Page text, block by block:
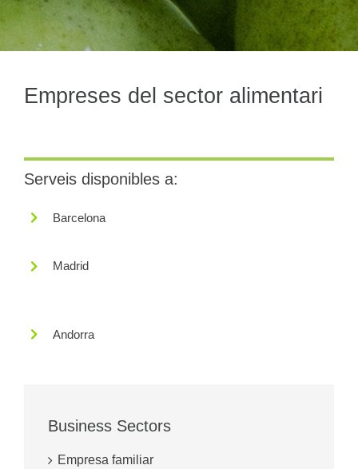
Empreses del sector alimentari
Serveis disponibles a:
Barcelona
Madrid
Andorra
Business Sectors
Empresa familiar